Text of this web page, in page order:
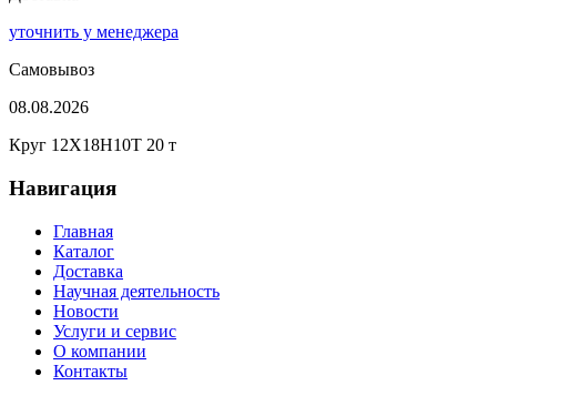
уточнить у менеджера
Самовывоз
08.08.2026
Круг 12Х18Н10Т 20 т
Навигация
Главная
Каталог
Доставка
Научная деятельность
Новости
Услуги и сервис
О компании
Контакты